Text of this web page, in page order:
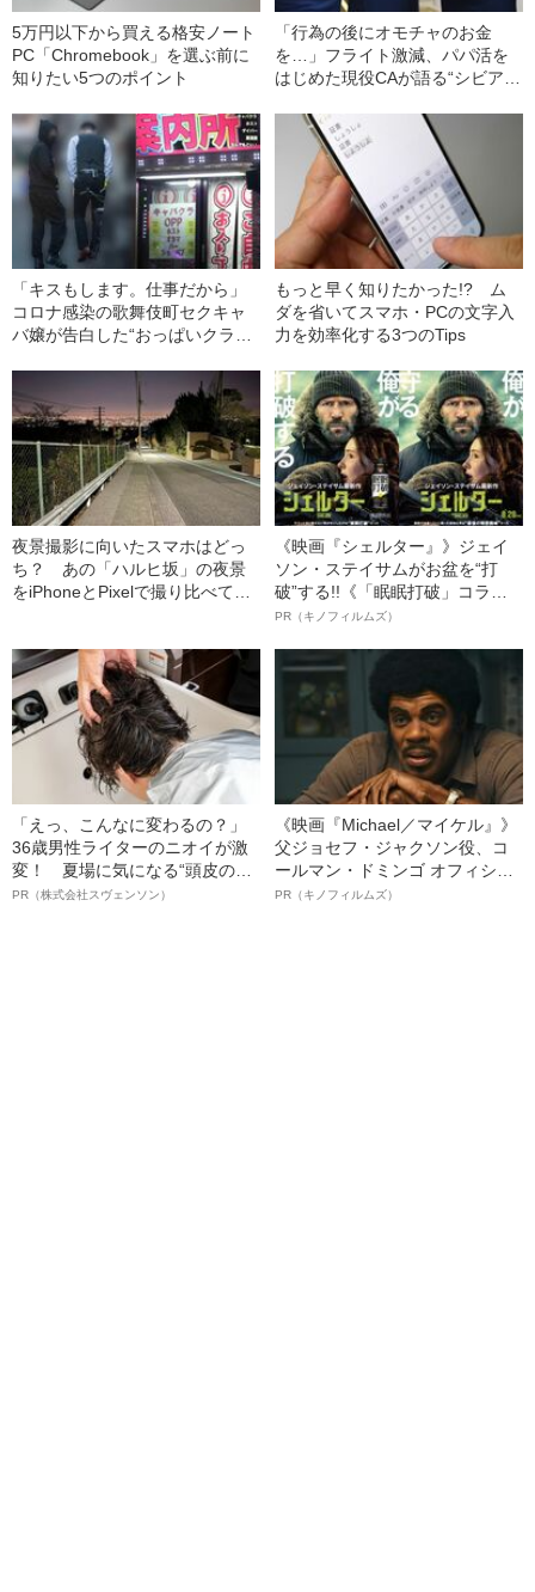
5万円以下から買える格安ノート
PC「Chromebook」を選ぶ前に
知りたい5つのポイント
「行為の後にオモチャのお金
を…」フライト激減、パパ活を
はじめた現役CAが語る“シビア
「キスもします。仕事だから」
コロナ感染の歌舞伎町セクキャ
バ嬢が告白した“おっぱいクラス
もっと早く知りたかった!? ム
ダを省いてスマホ・PCの文字入
力を効率化する3つのTips
夜景撮影に向いたスマホはどっ
ち？ あの「ハルヒ坂」の夜景
をiPhoneとPixelで撮り比べてみ
《映画『シェルター』》ジェイ
ソン・ステイサムがお盆を“打
破”する!!《「眠眠打破」コラ
ボ》
PR（キノフィルムズ）
「えっ、こんなに変わるの？」
36歳男性ライターのニオイが激
変！ 夏場に気になる“頭皮のニ
オイ”や“ベタつき”を解消す
PR（株式会社スヴェンソン）
《映画『Michael／マイケル』》
父ジョセフ・ジャクソン役、コ
ールマン・ドミンゴ オフィシャ
ルインタビュー“観客を魅了した
PR（キノフィルムズ）